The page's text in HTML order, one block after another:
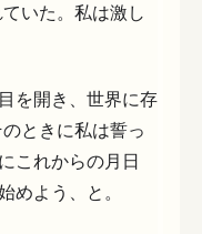
いた。私は激し
を開き、世界に存
ときに私は誓っ
これからの月日
めよう、と。